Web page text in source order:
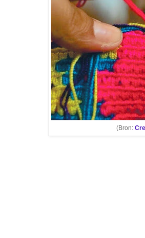
(Bron: